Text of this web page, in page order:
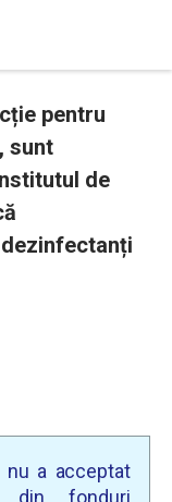
pentru
sunt
de
nu a acceptat
din fonduri